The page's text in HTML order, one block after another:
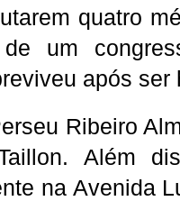
quatro
de um
após ser
Ribeiro
Além
na Avenida